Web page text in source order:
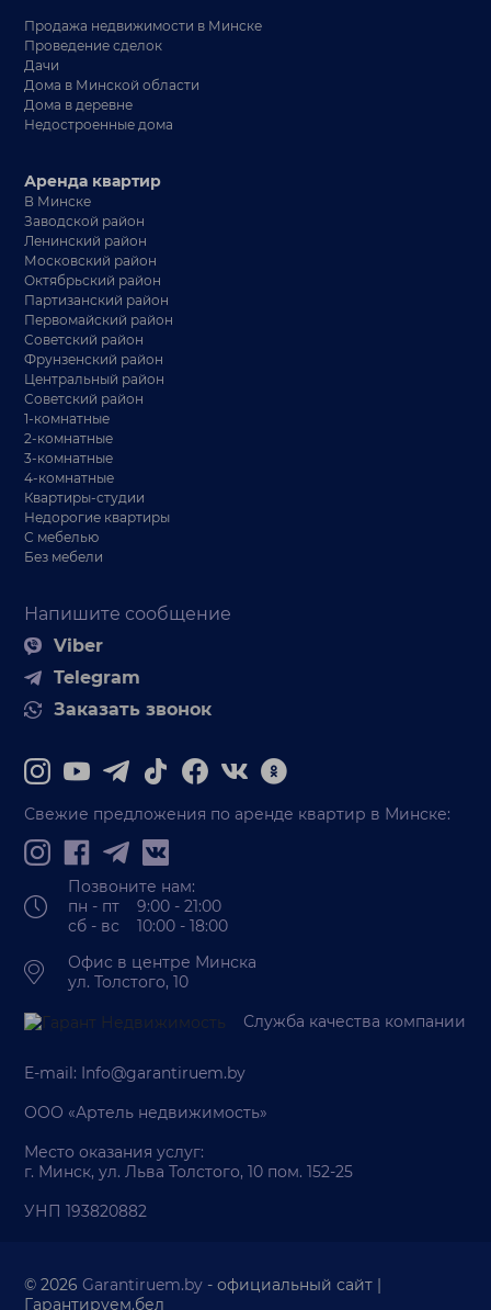
Продажа недвижимости в Минске
Проведение сделок
Дачи
Дома в Минской области
Дома в деревне
Недостроенные дома
Напишите сообщение
Viber
Telegram
Заказать звонок
Аренда квартир
В Минске
Заводской район
Ленинский район
Московский район
Октябрьский район
Партизанский район
Первомайский район
Советский район
Фрунзенский район
Центральный район
Советский район
1-комнатные
2-комнатные
3-комнатные
4-комнатные
Квартиры-студии
Недорогие квартиры
С мебелью
Без мебели
Свежие предложения по аренде квартир в Минске:
Позвоните нам:
пн - пт 9:00 - 21:00
сб - вс 10:00 - 18:00
Офис в центре Минска
ул. Толстого, 10
Служба качества компании
E-mail: Info@garantiruem.by
ООО «Артель недвижимость»
Место оказания услуг:
г. Минск, ул. Льва Толстого, 10 пом. 152-25
УНП 193820882
© 2026Garantiruem.by - официальный сайт |
Гарантируем.бел